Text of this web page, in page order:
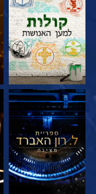
בדוק את הסדרה
בדוק את הסדרה